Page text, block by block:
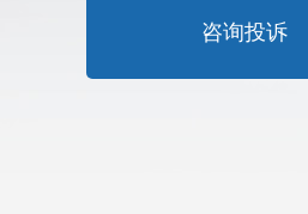
咨询投诉